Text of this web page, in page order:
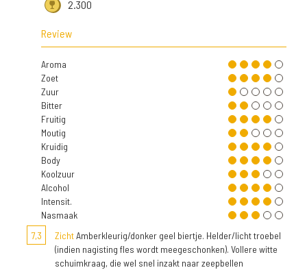
2.300
Review
Aroma
Zoet
Zuur
Bitter
Fruitig
Moutig
Kruidig
Body
Koolzuur
Alcohol
Intensit.
Nasmaak
7,3
ZichtAmberkleurig/donker geel biertje. Helder/licht troebel
(indien nagisting fles wordt meegeschonken). Vollere witte
schuimkraag, die wel snel inzakt naar zeepbellen